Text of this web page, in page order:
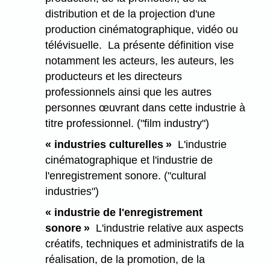
distribution et de la projection d'une
production cinématographique, vidéo ou
télévisuelle. La présente définition vise
notamment les acteurs, les auteurs, les
producteurs et les directeurs
professionnels ainsi que les autres
personnes œuvrant dans cette industrie à
titre professionnel. ("film industry")
« industries culturelles » L'industrie
cinématographique et l'industrie de
l'enregistrement sonore. ("cultural
industries")
« industrie de l'enregistrement
sonore » L'industrie relative aux aspects
créatifs, techniques et administratifs de la
réalisation, de la promotion, de la